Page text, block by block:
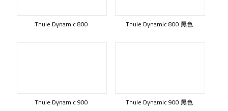
Thule Dynamic 800 Thule Dynamic 800 黑色
Thule Dynamic 900 Thule Dynamic 900 黑色